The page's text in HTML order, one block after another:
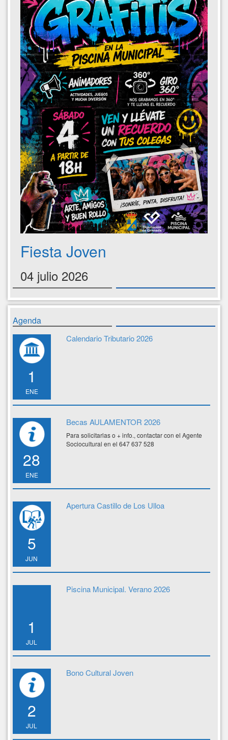
Fiesta Joven
04 julio 2026
Agenda
1
ENE
Calendario Tributario 2026
28
ENE
Becas AULAMENTOR 2026
Para solicitarlas o + info., contactar con el Agente
Sociocultural en el 647 637 528
5
JUN
Apertura Castillo de Los Ulloa
1
JUL
Piscina Municipal. Verano 2026
2
JUL
Bono Cultural Joven